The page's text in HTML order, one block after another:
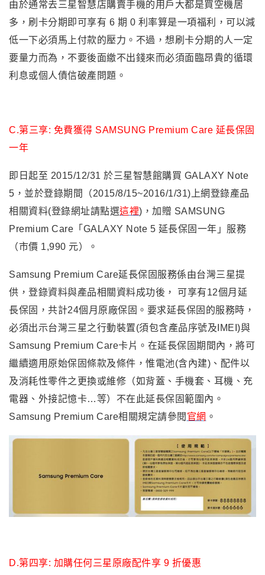
由於通常去三星智慧店購賣手機的用戶大都是買空機居
多 ，刷卡分期即可享有 6 期 0 利率算是一項福利 ， 可以減
低一下必須馬上付款的壓力 。不過 ，想刷卡分期的人一定
要量力而為 ，不要後面繳不出錢來而必須面臨昂貴的循環
利息或個人債信破產問題 。
C.第三享: 免費獲得 SAMSUNG Premium Care 延長保固
一年
即日起至 2015/12/31 於三星智慧館購買 GALAXY Note
5，並於登錄期間（2015/8/15~2016/1/31)上網登錄產品
相關資料(登錄網址請點選這裡)，加贈 SAMSUNG
Premium Care「GALAXY Note 5 延長保固一年」服務
（市價 1,990 元）。
Samsung Premium Care延長保固服務係由台灣三星提
供 ， 登錄資料與產品相關資料成功後， 可享有12個月延
長保固，共計24個月原廠保固。要求延長保固的服務時，
必須出示台灣三星之行動裝置(須包含產品序號及IMEI)與
Samsung Premium Care卡片。在延長保固期間內，將可
繼續適用原始保固條款及條件，惟電池(含內建)、配件以
及消耗性零件之更換或維修（如背蓋、手機套、耳機、充
電器、外接記憶卡…等）不在此延長保固範圍內。
Samsung Premium Care相關規定請參閱 官網 。
D.第四享: 加購任何三星原廠配件享 9 折優惠